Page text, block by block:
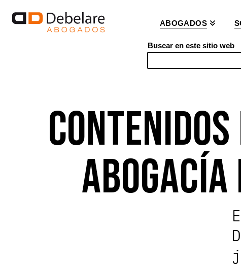
ABOGADOS
Buscar en este sitio web
c
h